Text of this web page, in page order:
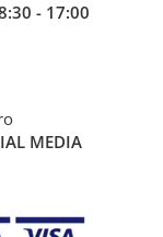
- 17:00
MEDIA